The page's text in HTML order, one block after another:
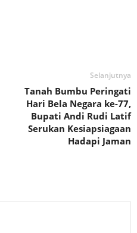
Selanjutnya
Tanah Bumbu Peringati
Hari Bela Negara ke-77,
Bupati Andi Rudi Latif
Serukan Kesiapsiagaan
Hadapi Jaman